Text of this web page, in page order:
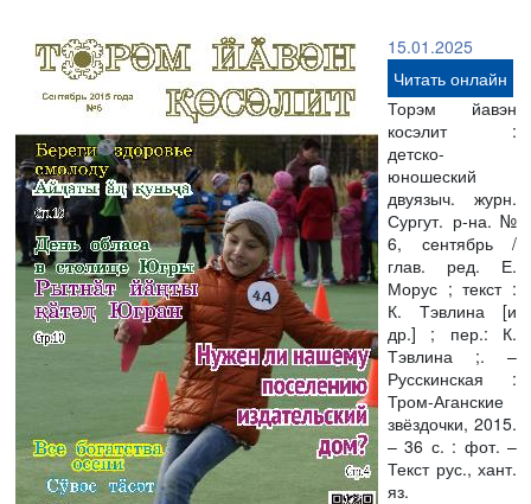
15.01.2025
Читать онлайн
Торэм йавэн
косэлит :
детско-
юношеский
двуязыч. журн.
Сургут. р-на. №
6, сентябрь /
глав. ред. Е.
Морус ; текст :
К. Тэвлина [и
др.] ; пер.: К.
Тэвлина ;. –
Русскинская :
Тром-Аганские
звёздочки, 2015.
– 36 с. : фот. –
Текст рус., хант.
яз.